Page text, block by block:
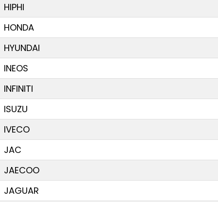
HIPHI
HONDA
HYUNDAI
INEOS
INFINITI
ISUZU
IVECO
JAC
JAECOO
JAGUAR